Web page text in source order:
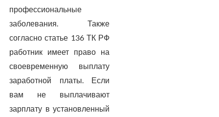
профессиональные
заболевания. Также
согласно статье 136 ТК РФ
работник имеет право на
своевременную выплату
заработной платы. Если
вам не выплачивают
зарплату в установленный